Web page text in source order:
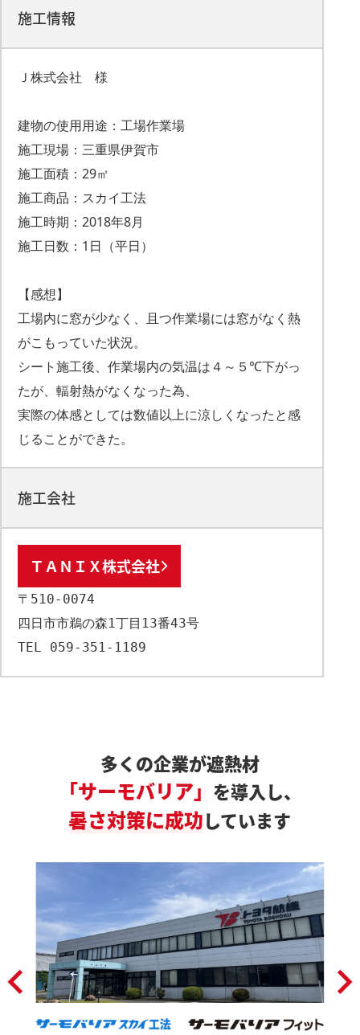
施工情報
Ｊ株式会社 様
建物の使用用途：工場作業場
施工現場：三重県伊賀市
施工面積：29㎡
施工商品：スカイ工法
施工時期：2018年8月
施工日数：1日（平日）
【感想】
工場内に窓が少なく、且つ作業場には窓がなく熱
がこもっていた状況。
シート施工後、作業場内の気温は４～５℃下がっ
たが、輻射熱がなくなった為、
実際の体感としては数値以上に涼しくなったと感
じることができた。
施工会社
ＴＡＮＩＸ株式会社
〒510-0074
四日市市鵜の森1丁目13番43号
TEL 059-351-1189
多くの企業が遮熱材
「サーモバリア」 を導入し、
暑さ対策に成功しています